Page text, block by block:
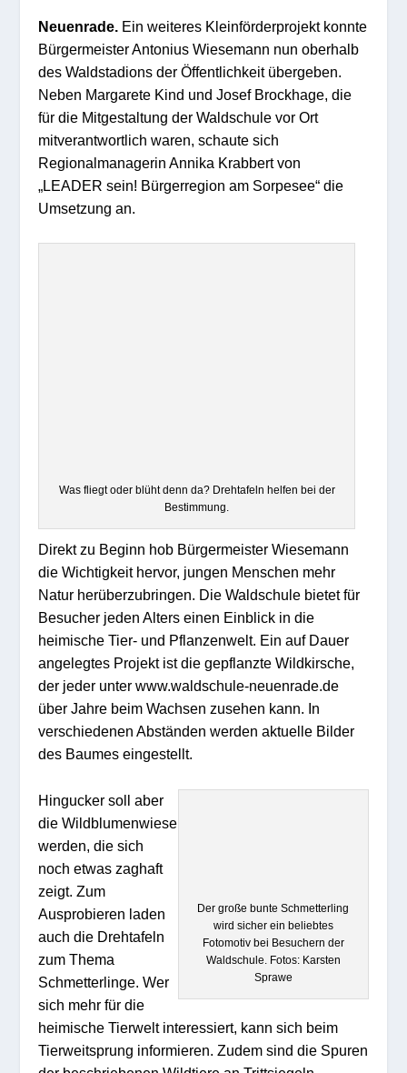
Neuenrade. Ein weiteres Kleinförderprojekt konnte
Bürgermeister Antonius Wiesemann nun oberhalb
des Waldstadions der Öffentlichkeit übergeben.
Neben Margarete Kind und Josef Brockhage, die
für die Mitgestaltung der Waldschule vor Ort
mitverantwortlich waren, schaute sich
Regionalmanagerin Annika Krabbert von
„LEADER sein! Bürgerregion am Sorpesee“ die
Umsetzung an.
Was fliegt oder blüht denn da? Drehtafeln helfen bei der
Bestimmung.
Direkt zu Beginn hob Bürgermeister Wiesemann
die Wichtigkeit hervor, jungen Menschen mehr
Natur herüberzubringen. Die Waldschule bietet für
Besucher jeden Alters einen Einblick in die
heimische Tier- und Pflanzenwelt. Ein auf Dauer
angelegtes Projekt ist die gepflanzte Wildkirsche,
der jeder unter www.waldschule-neuenrade.de
über Jahre beim Wachsen zusehen kann. In
verschiedenen Abständen werden aktuelle Bilder
des Baumes eingestellt.
Der große bunte Schmetterling
wird sicher ein beliebtes
Fotomotiv bei Besuchern der
Waldschule. Fotos: Karsten
Sprawe
Hingucker soll aber
die Wildblumenwiese
werden, die sich
noch etwas zaghaft
zeigt. Zum
Ausprobieren laden
auch die Drehtafeln
zum Thema
Schmetterlinge. Wer
sich mehr für die
heimische Tierwelt interessiert, kann sich beim
Tierweitsprung informieren. Zudem sind die Spuren